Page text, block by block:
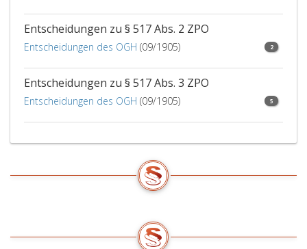
Entscheidungen zu § 517 Abs. 2 ZPO
Entscheidungen des OGH (09/1905) 2
Entscheidungen zu § 517 Abs. 3 ZPO
Entscheidungen des OGH (09/1905) 5